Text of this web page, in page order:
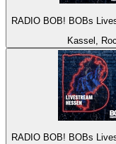
RADIO BOB! BOBs
Kassel,
RADIO BOB! BOBs